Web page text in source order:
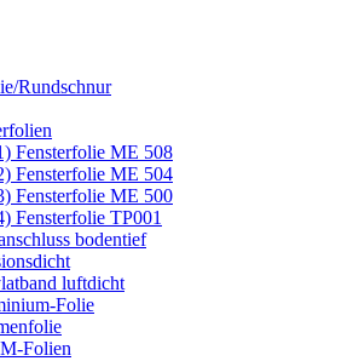
Rundschnur
Fensterfolie ME 508
Fensterfolie ME 504
Fensterfolie ME 500
Fensterfolie TP001
bodentief
luftdicht
Folie
Folien